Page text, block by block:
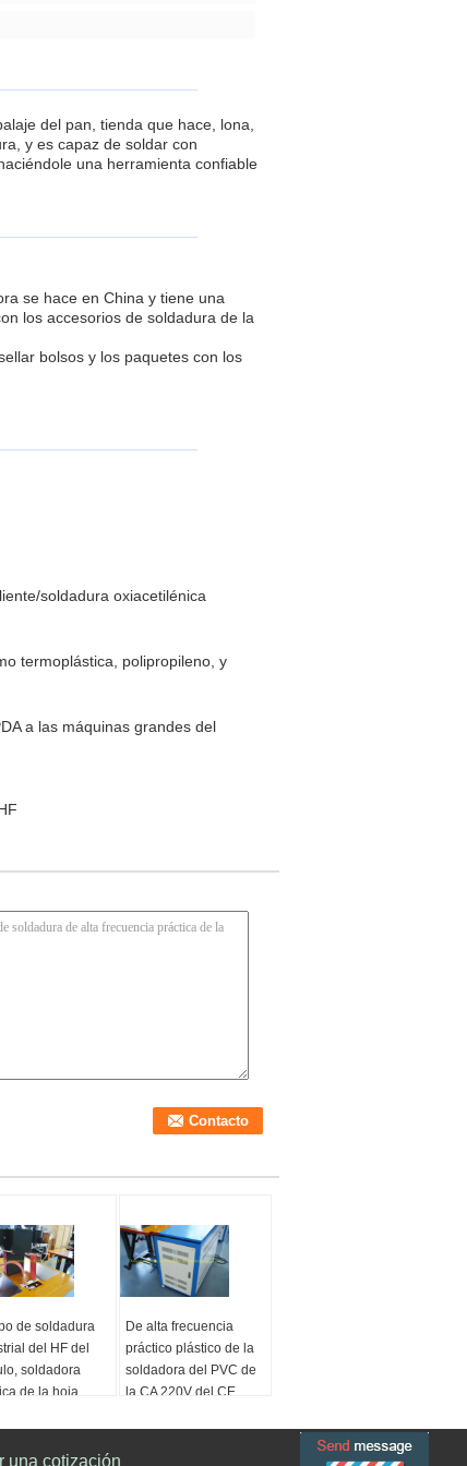
del pan, tienda que hace, lona,
y es capaz de soldar con
una herramienta confiable
se hace en China y tiene una
los accesorios de soldadura de la
bolsos y los paquetes con los
soldadura oxiacetilénica
termoplástica, polipropileno, y
a las máquinas grandes del
de soldadura
del HF del
soldadora
de la hoja
0-
De alta frecuencia
práctico plástico de la
soldadora del PVC de
la CA 220V del CE
una cotización